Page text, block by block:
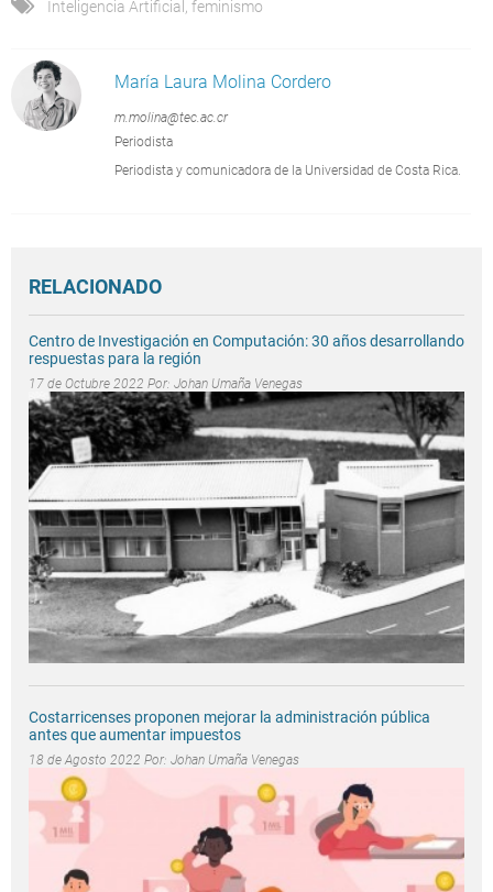
Inteligencia Artificial feminismo
María Laura Molina Cordero
m.molina@tec.ac.cr
Periodista
Periodista y comunicadora de la Universidad de Costa Rica.
RELACIONADO
Centro de Investigación en Computación: 30 años desarrollando
respuestas para la región
17 de Octubre 2022 Por: Johan Umaña Venegas
Costarricenses proponen mejorar la administración pública
antes que aumentar impuestos
18 de Agosto 2022 Por: Johan Umaña Venegas